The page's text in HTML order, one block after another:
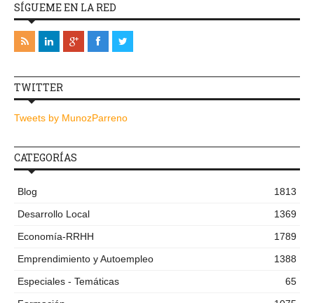
SÍGUEME EN LA RED
TWITTER
Tweets by MunozParreno
CATEGORÍAS
Blog
1813
Desarrollo Local
1369
Economía-RRHH
1789
Emprendimiento y Autoempleo
1388
Especiales - Temáticas
65